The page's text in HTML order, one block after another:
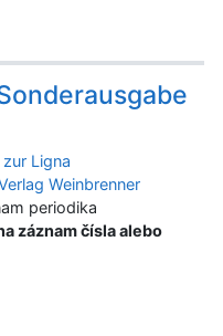
Ligna
Weinbrenner
periodika
záznam čísla alebo